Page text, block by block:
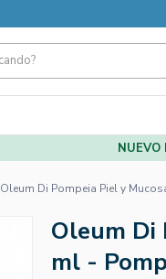
Oleum Di Pompeia Piel y
Oleum Di
ml -